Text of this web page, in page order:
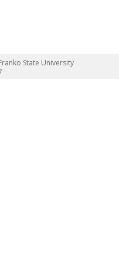
State University